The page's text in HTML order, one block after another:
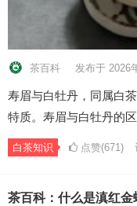
茶百科 发布于 2026
寿眉与白牡丹，同属白
特质。寿眉与白牡丹的
白茶知识 点赞(671)
茶百科：什么是滇红金